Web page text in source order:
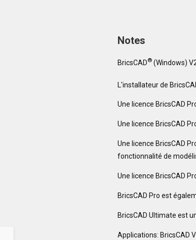
Notes
BricsCAD® (Windows)
L'installateur de
Une licence BricsCAD
Une licence BricsCAD
Une licence BricsCAD
fonctionnalité de
Une licence BricsCAD
BricsCAD Pro est
BricsCAD Ultimate est
Applications: BricsCAD